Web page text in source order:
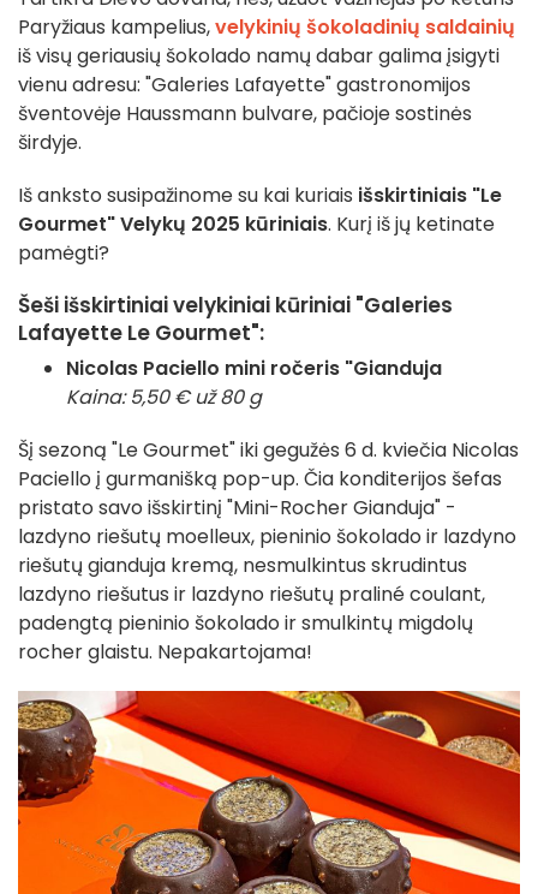
Paryžiaus kampelius,velykinių šokoladinių saldainių
iš visų geriausių šokolado namų dabar galima įsigyti
vienu adresu: "Galeries Lafayette" gastronomijos
šventovėje Haussmann bulvare, pačioje sostinės
širdyje.
Iš anksto susipažinome su kai kuriais išskirtiniais "Le
Gourmet" Velykų 2025 kūriniais. Kurį iš jų ketinate
pamėgti?
Šeši išskirtiniai velykiniai kūriniai "Galeries
Lafayette Le Gourmet":
Nicolas Paciello mini ročeris "Gianduja
Kaina: 5,50 € už 80 g
Šį sezoną "Le Gourmet" iki gegužės 6 d. kviečia Nicolas
Paciello į gurmanišką pop-up. Čia konditerijos šefas
pristato savo išskirtinį "Mini-Rocher Gianduja" -
lazdyno riešutų moelleux, pieninio šokolado ir lazdyno
riešutų gianduja kremą, nesmulkintus skrudintus
lazdyno riešutus ir lazdyno riešutų praliné coulant,
padengtą pieninio šokolado ir smulkintų migdolų
rocher glaistu. Nepakartojama!